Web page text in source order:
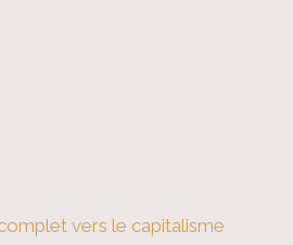
vers le capitalisme